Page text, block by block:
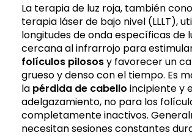
La terapia de luz roja, también
terapia láser de bajo nivel (LLLT),
longitudes de onda específicas de
cercana al infrarrojo para
folículos pilososy favorecer un
grueso y denso con el tiempo. Es
la pérdida de cabello incipiente y
adelgazamiento, no para los
completamente inactivos.
necesitan sesiones constantes